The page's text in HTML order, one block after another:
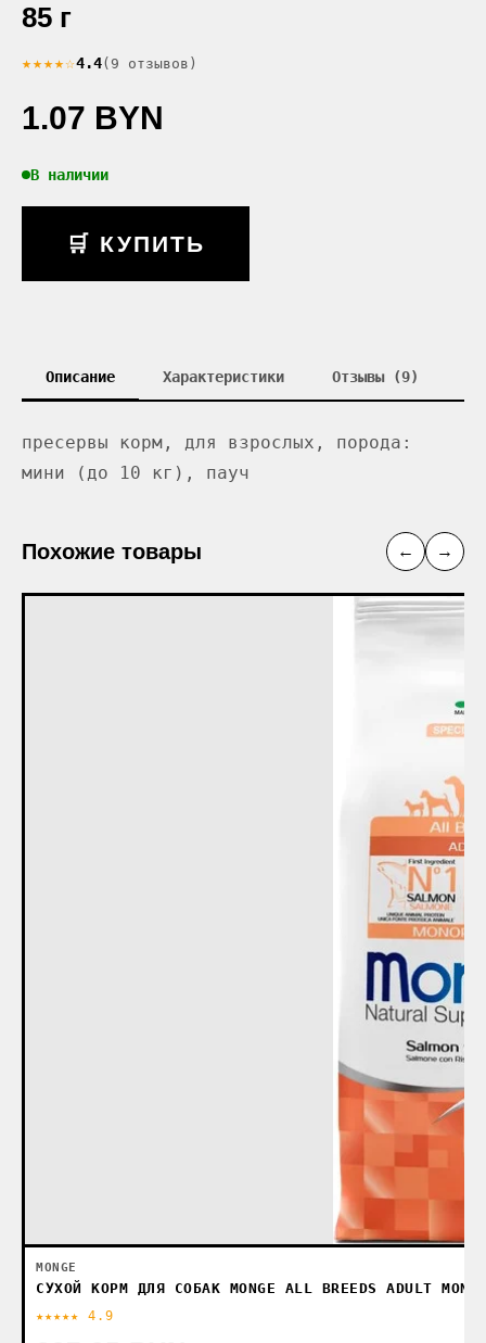
85 г
★★★★☆4.4(9 отзывов)
1.07 BYN
В наличии
🛒 КУПИТЬ
Описание Характеристики Отзывы (9)
пресервы корм, для взрослых, порода:
мини (до 10 кг), пауч
Похожие товары ← →
MONGE
СУХОЙ КОРМ ДЛЯ СОБАК MONGE ALL BREEDS ADULT
★★★★★ 4.9